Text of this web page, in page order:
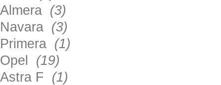
Almera (3)
Navara (3)
Primera (1)
Opel (19)
Astra F (1)